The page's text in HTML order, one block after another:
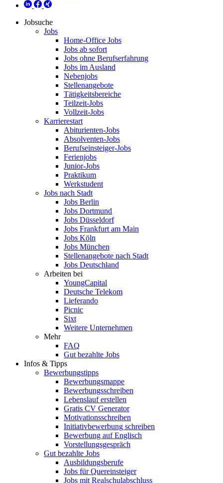
Jobsuche
Jobs
Home-Office Jobs
Jobs ab sofort
Jobs ohne Berufserfahrung
Jobs im Ausland
Nebenjobs
Stellenangebote
Tätigkeitsbereiche
Teilzeit-Jobs
Vollzeit-Jobs
Karrierestart
Abiturienten-Jobs
Absolventen-Jobs
Berufseinsteiger-Jobs
Ferienjobs
Junior-Jobs
Praktikum
Werkstudent
Jobs nach Stadt
Jobs Berlin
Jobs Dortmund
Jobs Düsseldorf
Jobs Frankfurt am Main
Jobs Köln
Jobs München
Stellenangebote nach Stadt
Jobs Deutschland
Arbeiten bei
YoungCapital
Deutsche Telekom
Lieferando
Picnic
Sixt
Weitere Unternehmen
Mehr
FAQ
Gut bezahlte Jobs
Infos & Tipps
Bewerbungstipps
Bewerbungsmappe
Bewerbungsschreiben
Lebenslauf erstellen
Gratis CV Generator
Motivationsschreiben
Initiativbewerbung schreiben
Bewerbung auf Englisch
Vorstellungsgespräch
Gut bezahlte Jobs
Ausbildungsberufe
Jobs für Quereinsteiger
Jobs mit Realschulabschluss